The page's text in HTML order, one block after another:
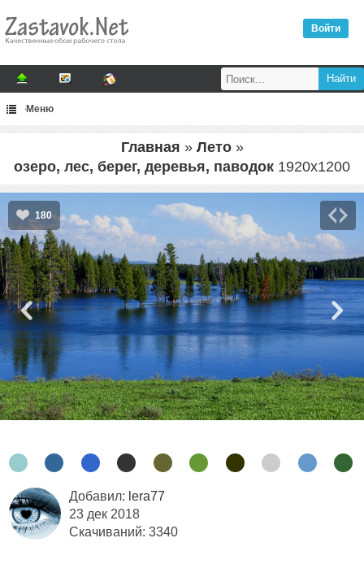
Войти
Меню
Главная » Лето»
озеро, лес, берег, деревья, паводок 1920x1200
180
Добавил: lera77
23 дек 2018
Скачиваний: 3340